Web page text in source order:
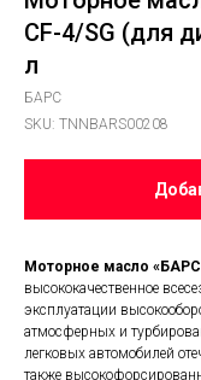
CF-4/SG (для
л
БАРС
SKU: TNNBARS00208
Моторное масло
высококачественное
эксплуатации
атмосферных и
легковых автомобилей
также